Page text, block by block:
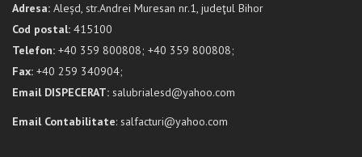
Adresa: Aleșd, str.Andrei Muresan nr.1, judeţul Bihor
Cod postal: 415100
Telefon: +40 359 800808; +40 359 800808;
Fax: +40 259 340904;
Email DISPECERAT: salubrialesd@yahoo.com
Email Contabilitate: salfacturi@yahoo.com